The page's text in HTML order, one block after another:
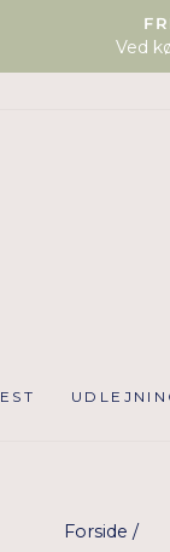
Ved
Forside /